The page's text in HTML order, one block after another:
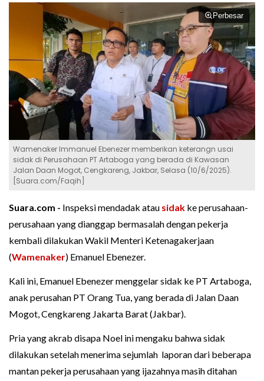
Perbesar
Wamenaker Immanuel Ebenezer memberikan keterangn usai
sidak di Perusahaan PT Artaboga yang berada di Kawasan
Jalan Daan Mogot, Cengkareng, Jakbar, Selasa (10/6/2025).
[Suara.com/Faqih]
Suara.com - Inspeksi mendadak atau sidak ke perusahaan-
perusahaan yang dianggap bermasalah dengan pekerja
kembali dilakukan Wakil Menteri Ketenagakerjaan
(Wamenaker) Emanuel Ebenezer.
Kali ini, Emanuel Ebenezer menggelar sidak ke PT Artaboga,
anak perusahan PT Orang Tua, yang berada di Jalan Daan
Mogot, Cengkareng Jakarta Barat (Jakbar).
Pria yang akrab disapa Noel ini mengaku bahwa sidak
dilakukan setelah menerima sejumlah laporan dari beberapa
mantan pekerja perusahaan yang ijazahnya masih ditahan